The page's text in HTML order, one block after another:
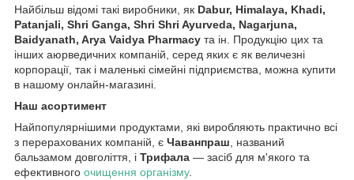
Найбільш відомі такі виробники, як Dabur, Himalaya, Khadi,
Patanjali, Shri Ganga, Shri Shri Ayurveda, Nagarjuna,
Baidyanath, Arya Vaidya Pharmacy та ін. Продукцію цих та
інших аюрведичних компаній, серед яких є як величезні
корпорації, так і маленькі сімейні підприємства, можна купити
в нашому онлайн-магазині.
Наш асортимент
Найпопулярнішими продуктами, які виробляють практично всі
з перерахованих компаній, є Чаванпраш, названий
бальзамом довголіття, і Трифала — засіб для м'якого та
ефективного очищення організму.